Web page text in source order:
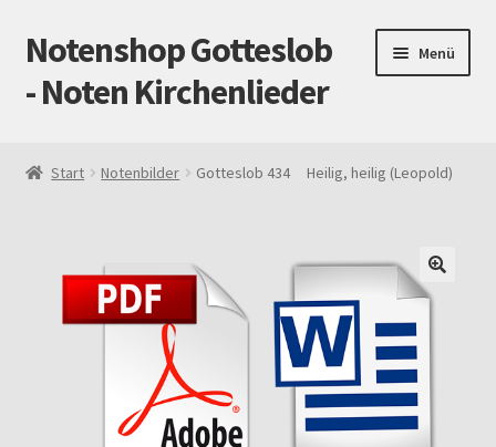
Zur
Navigation
springen
Zum
Inhalt
springen
Notenshop Gotteslob
- Noten Kirchenlieder
Menü
Cookie-Richtlinie (EU)
Gotteslob alt / neu
Start Notenbilder Gotteslob 434 Heilig, heilig (Leopold)